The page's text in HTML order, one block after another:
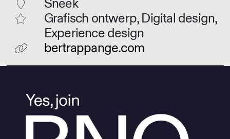
Sneek
Grafisch ontwerp, Digital design,
Experience design
bertrappange.com